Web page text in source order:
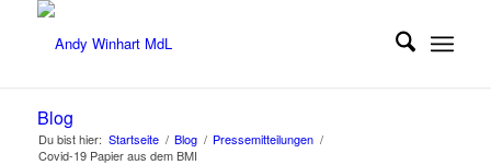
Blog
Du bist hier: Startseite / Blog / Pressemitteilungen /
Covid-19 Papier aus dem BMI